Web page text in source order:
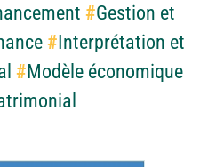
#Gestion et
#Interprétation et
#Modèle économique